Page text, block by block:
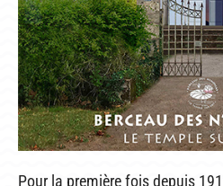
Pour la première fois depuis